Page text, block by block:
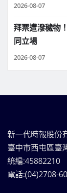
2026-08-07
拜票遭潑穢物
同立場
2026-08-07
新一代時報股份
臺中市西屯區臺
統編:45882210
電話:(04)2708-